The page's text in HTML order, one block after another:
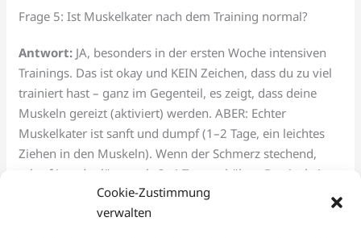
Cookie-Zustimmung
verwalten
Frage 5: Ist Muskelkater nach dem Training normal?
Antwort: JA, besonders in der ersten Woche intensiven
Trainings. Das ist okay und KEIN Zeichen, dass du zu viel
trainiert hast – ganz im Gegenteil, es zeigt, dass deine
Muskeln gereizt (aktiviert) werden. ABER: Echter
Muskelkater ist sanft und dumpf (1–2 Tage, ein leichtes
Ziehen in den Muskeln). Wenn der Schmerz stechend,
scharf ist oder länger als 3–4 Tage anhält → Das ist keine
normaler Muskelkater, sondern eine Verletzung. Dann:
Pause und wenn es nicht besser wird, Arzt fragen.